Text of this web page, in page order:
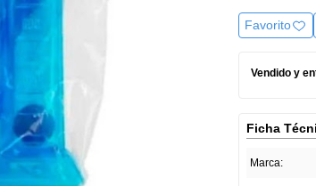
Favorito
Vendido y
Ficha
Marca: